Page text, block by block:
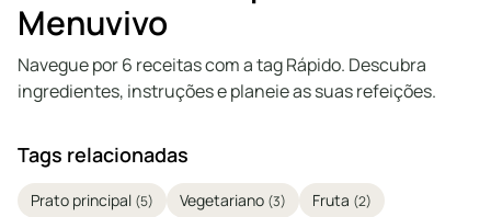
Menuvivo
Navegue por 6 receitas com a tag Rápido. Descubra
ingredientes, instruções e planeie as suas refeições.
Tags relacionadas
Prato principal (5) Vegetariano (3) Fruta (2)